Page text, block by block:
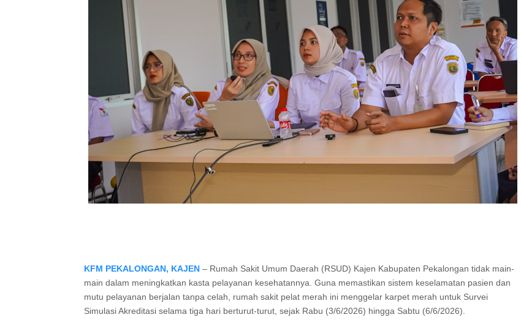
KFM PEKALONGAN, KAJEN – Rumah Sakit Umum Daerah (RSUD) Kajen Kabupaten Pekalongan tidak main-
main dalam meningkatkan kasta pelayanan kesehatannya. Guna memastikan sistem keselamatan pasien dan
mutu pelayanan berjalan tanpa celah, rumah sakit pelat merah ini menggelar karpet merah untuk Survei
Simulasi Akreditasi selama tiga hari berturut-turut, sejak Rabu (3/6/2026) hingga Sabtu (6/6/2026).